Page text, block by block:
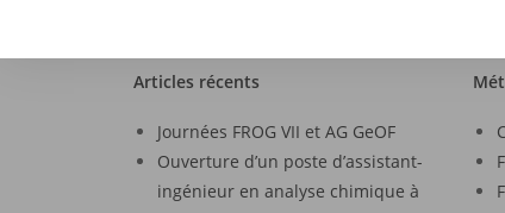
Articles récents
Journées FROG VII et AG GeOF
Ouverture d’un poste d’assistant-
ingénieur en analyse chimique à